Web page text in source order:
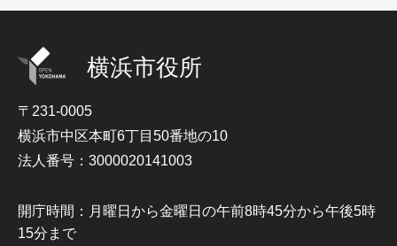
横浜市役所
〒231-0005
横浜市中区本町6丁目50番地の10
法人番号：3000020141003
開庁時間：月曜日から金曜日の午前8時45分から午後5時
15分まで